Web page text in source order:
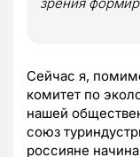
зрения
Сейчас я,
комитет по
нашей
союз
россияне